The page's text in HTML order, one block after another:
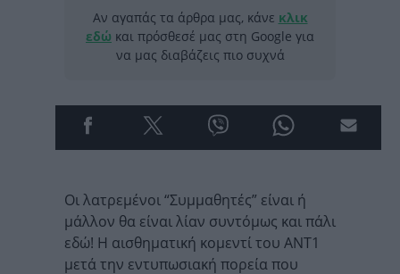
Αν αγαπάς τα άρθρα μας, κάνε κλικ
εδώ και πρόσθεσέ μας στη Google για
να μας διαβάζεις πιο συχνά
Οι λατρεμένοι “Συμμαθητές” είναι ή
μάλλον θα είναι λίαν συντόμως και πάλι
εδώ! Η αισθηματική κομεντί του ΑΝΤ1
μετά την εντυπωσιακή πορεία που